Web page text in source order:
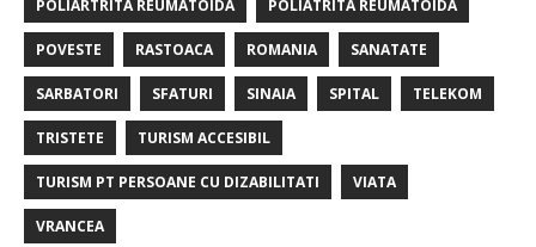
POLIARTRITA REUMATOIDA POLIATRITA REUMATOIDA
POVESTE RASTOACA ROMANIA SANATATE
SARBATORI SFATURI SINAIA SPITAL TELEKOM
TRISTETE TURISM ACCESIBIL
TURISM PT PERSOANE CU DIZABILITATI VIATA
VRANCEA